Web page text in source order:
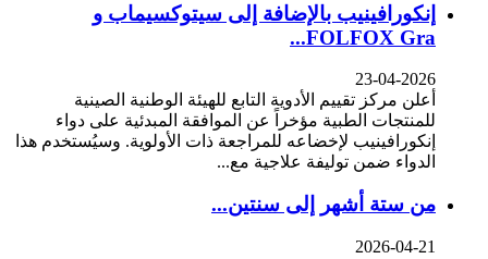
إنكورافينيب بالإضافة إلى سيتوكسيماب و
FOLFOX Gra...
23-04-2026
أعلن مركز تقييم الأدوية التابع للهيئة الوطنية الصينية
للمنتجات الطبية مؤخراً عن الموافقة المبدئية على دواء
إنكورافينيب لإخضاعه للمراجعة ذات الأولوية. وسيُستخدم هذا
الدواء ضمن توليفة علاجية مع...
من ستة أشهر إلى سنتين...
2026-04-21